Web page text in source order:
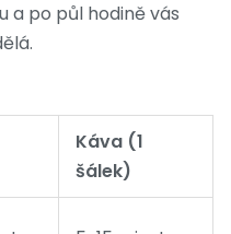
a po půl hodině vás
Káva (1
šálek)